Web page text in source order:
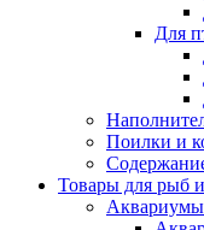
Для
Поилки и
Товары для рыб